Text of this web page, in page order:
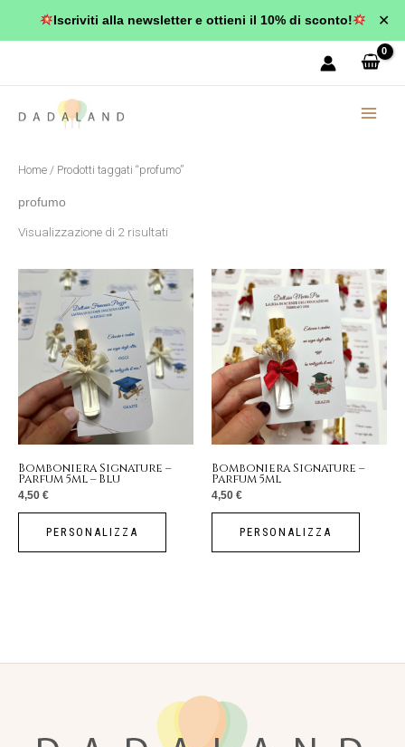
Iscriviti alla newsletter e ottieni il 10% di sconto! ✕
Home / Prodotti taggati “profumo”
profumo
Visualizzazione di 2 risultati
Popolarità
Bomboniera Signature –
Parfum 5ml – Blu
4,50 €
PERSONALIZZA
Bomboniera Signature –
Parfum 5ml
4,50 €
PERSONALIZZA